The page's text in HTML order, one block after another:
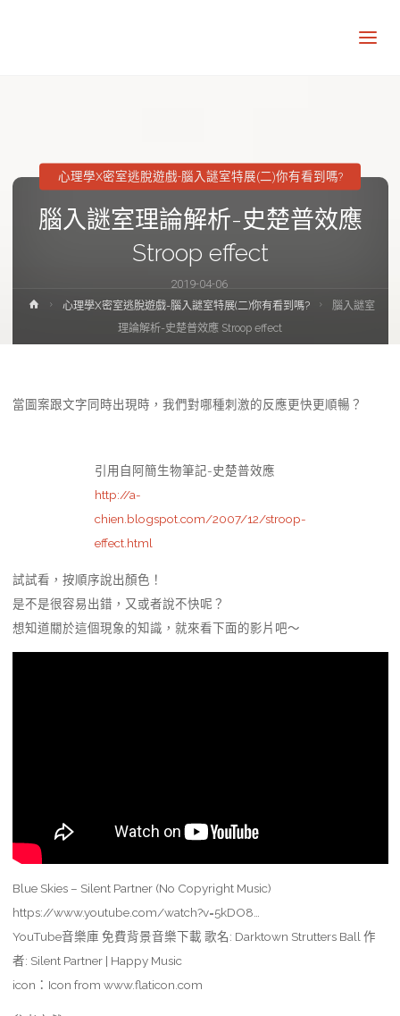
腦入謎室理論解析-史楚普效應
Stroop effect
2019-04-06
心理學X密室逃脫遊戲-腦入謎室特展(二)你有看到嗎?
Home心理學X密室逃脫遊戲-腦入謎室特展(二)你有看到嗎?
腦入謎室
理論解析-史楚普效應 Stroop effect
當圖案跟文字同時出現時，我們對哪種刺激的反應更快更順暢？
引用自阿簡生物筆記-史楚普效應
http://a-
chien.blogspot.com/2007/12/stroop-
effect.html
試試看，按順序說出顏色！
是不是很容易出錯，又或者說不快呢？
想知道關於這個現象的知識，就來看下面的影片吧～
Blue Skies – Silent Partner (No Copyright Music)
https://www.youtube.com/watch?v=5kDO8…
YouTube音樂庫 免費背景音樂下載 歌名: Darktown Strutters Ball 作
者: Silent Partner | Happy Music
icon：Icon from www.flaticon.com